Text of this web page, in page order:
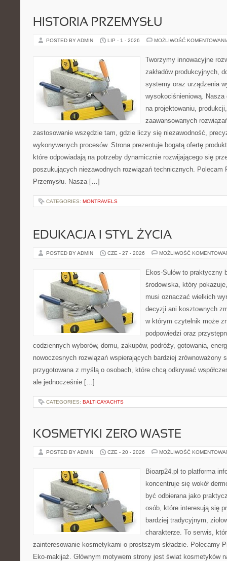
HISTORIA PRZEMYSŁU
POSTED BY ADMIN LIP - 1 - 2026 MOŻLIWOŚĆ
Tworzymy innowacyjne
zakładów produkcyjnych,
systemy oraz urządzenia
wysokociśnieniową. Nasza
na projektowaniu,
zaawansowanych
zastosowanie wszędzie tam, gdzie liczy się niezawodność,
wykonywanych procesów. Strona prezentuje bogatą ofertę
które odpowiadają na potrzeby dynamicznie rozwijającego się
poszukujących niezawodnych rozwiązań technicznych. Polecam
Przemysłu. Nasza […]
CATEGORIES: MONTRAVELS
EDUKACJA I STYL ŻYCIA
POSTED BY ADMIN CZE - 27 - 2026 MOŻLIWOŚĆ
Ekos-Sułów to praktyczny
środowiska, który
musi oznaczać wielkich
decyzji ani kosztownych
w którym czytelnik może
podpowiedzi oraz
codziennych wyborów, domu, zakupów, podróży, gotowania,
nowoczesnych rozwiązań wspierających bardziej zrównoważony
przygotowana z myślą o osobach, które chcą odkrywać
ale jednocześnie […]
CATEGORIES: BALTICAYACHTS
KOSMETYKI ZERO WASTE
POSTED BY ADMIN CZE - 20 - 2026 MOŻLIWOŚĆ
Bioarp24.pl to platforma
koncentruje się wokół
być odbierana jako
osób, które interesują się
bardziej tradycyjnym,
charakterze. To serwis,
zainteresowanie kosmetykami o prostszym składzie. Polecamy
Eko-makijaż. Głównym motywem strony jest świat kosmetyków